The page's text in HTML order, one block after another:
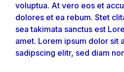
voluptua. At vero eos et
dolores et ea rebum. Stet
sea takimata sanctus est
amet. Lorem ipsum dolor sit
sadipscing elitr, sed diam